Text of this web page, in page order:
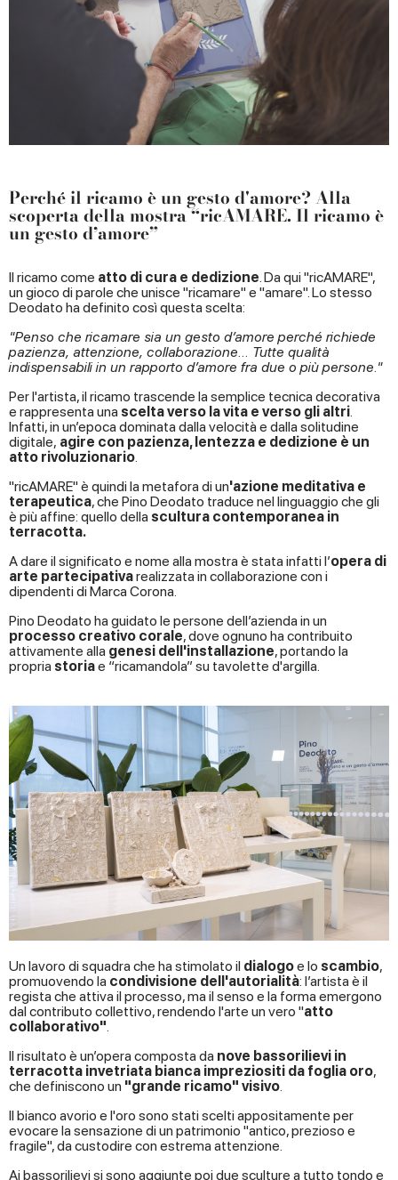
Perché il ricamo è un gesto d'amore? Alla
scoperta della mostra “ricAMARE. Il ricamo è
un gesto d’amore”
Il ricamo come atto di cura e dedizione. Da qui "ricAMARE",
un gioco di parole che unisce "ricamare" e "amare". Lo stesso
Deodato ha definito così questa scelta:
"Penso che ricamare sia un gesto d’amore perché richiede
pazienza, attenzione, collaborazione... Tutte qualità
indispensabili in un rapporto d’amore fra due o più persone."
Per l'artista, il ricamo trascende la semplice tecnica decorativa
e rappresenta una scelta verso la vita e verso gli altri.
Infatti, in un’epoca dominata dalla velocità e dalla solitudine
digitale, agire con pazienza, lentezza e dedizione è un
atto rivoluzionario.
"ricAMARE" è quindi la metafora di un'azione meditativa e
terapeutica, che Pino Deodato traduce nel linguaggio che gli
è più affine: quello della scultura contemporanea in
terracotta.
A dare il significato e nome alla mostra è stata infatti l’opera di
arte partecipativarealizzata in collaborazione con i
dipendenti di Marca Corona.
Pino Deodato ha guidato le persone dell’azienda in un
processo creativo corale, dove ognuno ha contribuito
attivamente alla genesi dell'installazione, portando la
propria storiae “ricamandola” su tavolette d'argilla.
Un lavoro di squadra che ha stimolato il dialogoe lo scambio,
promuovendo la condivisione dell'autorialità: l’artista è il
regista che attiva il processo, ma il senso e la forma emergono
dal contributo collettivo, rendendo l'arte un vero "atto
collaborativo"
Il risultato è un’opera composta da nove bassorilievi in
terracotta invetriata bianca impreziositi da foglia oro,
che definiscono un "grande ricamo" visivo
Il bianco avorio e l'oro sono stati scelti appositamente per
evocare la sensazione di un patrimonio "antico, prezioso e
fragile", da custodire con estrema attenzione.
Ai bassorilievi si sono aggiunte poi due sculture a tutto tondo e